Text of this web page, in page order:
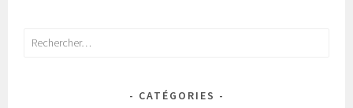
Rechercher :
CATÉGORIES